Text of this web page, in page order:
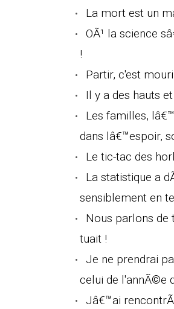
La mort est un
OÃ¹ la science
!
Partir, c'est
Il y a des hauts
Les familles,
dans lâ€™espoir,
Le tic-tac des
La statistique a
sensiblement en
Nous parlons
tuait !
Je ne prendrai
celui de l'annÃ©e
Jâ€™ai